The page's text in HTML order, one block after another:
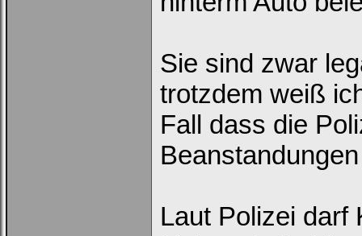
Loginbox
Trage
bitte
in
die
nachfolgenden
Deinen
um
Dich
Sie sind zwar
trotzdem weiß
Fall dass die
Laut Polizei darf